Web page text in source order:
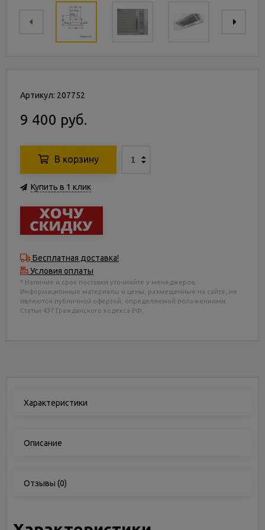
Артикул: 207752
9 400 руб.
В корзину
Купить в 1 клик
Бесплатная доставка!
Условия оплаты
* Наличие и срок поставки уточняйте у менеджеров.
Информационные материалы и цены, размещенные на сайте, не
являются публичной офертой, определяемой положениями
Статьи 437 Гражданского кодекса РФ.
Характеристики
Описание
Отзывы (0)